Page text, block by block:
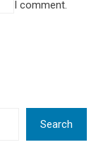
I comment.
Search